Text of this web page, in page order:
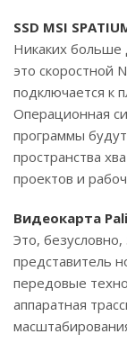
SSD MSI
Никаких больше
это скоростной
подключается к
Операционная
программы
пространства
проектов и
Видеокарта
Это,
представитель
передовые
аппаратная